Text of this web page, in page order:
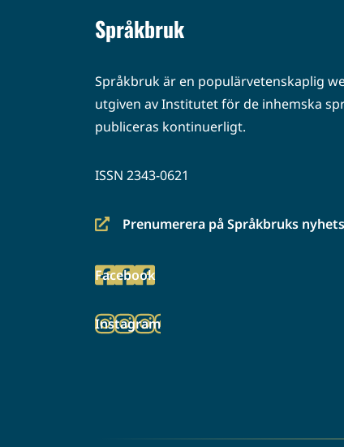
Språkbruk
Språkbruk är en populärvetenskaplig
utgiven av Institutet för de inhemska
publiceras kontinuerligt.
ISSN 2343-0621
Prenumerera på Språkbruks
(siirryt
palveluun)
Facebook
(siirryt
palveluun)
Instagram
(siirryt